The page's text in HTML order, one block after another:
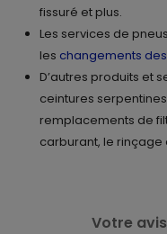
fissuré et plus.
Les services de
les changements
D’autres produits et
ceintures
remplacements de
carburant, le rinçage
Votre